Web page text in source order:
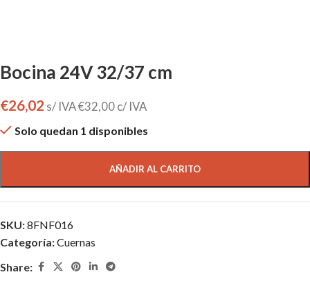
Bocina 24V 32/37 cm
€26,02 s/ IVA€32,00 c/ IVA
Solo quedan 1 disponibles
AÑADIR AL CARRITO
SKU:8FNF016
Categoría:Cuernas
Share: